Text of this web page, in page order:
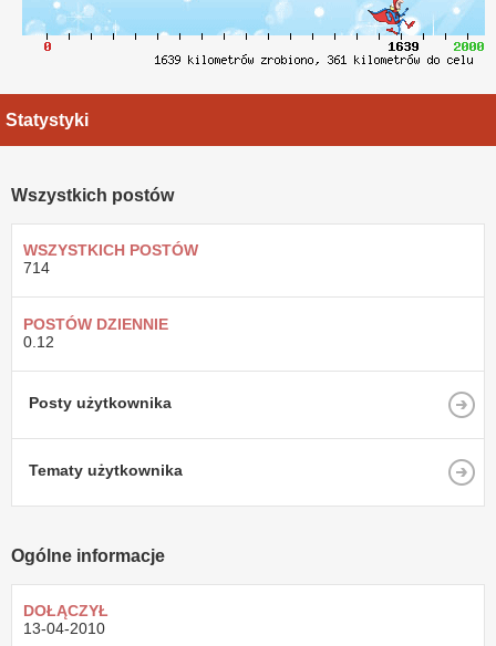
Statystyki
Wszystkich postów
WSZYSTKICH POSTÓW
714
POSTÓW DZIENNIE
0.12
Posty użytkownika
Tematy użytkownika
Ogólne informacje
DOŁĄCZYŁ
13-04-2010